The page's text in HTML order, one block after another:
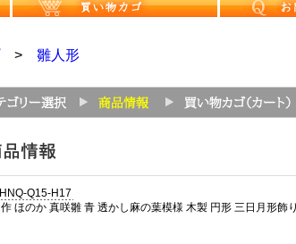
> 雛人形
Q15-H17
ほのか 真咲雛 青 透かし麻の葉模様 木製 円形 三日月形飾